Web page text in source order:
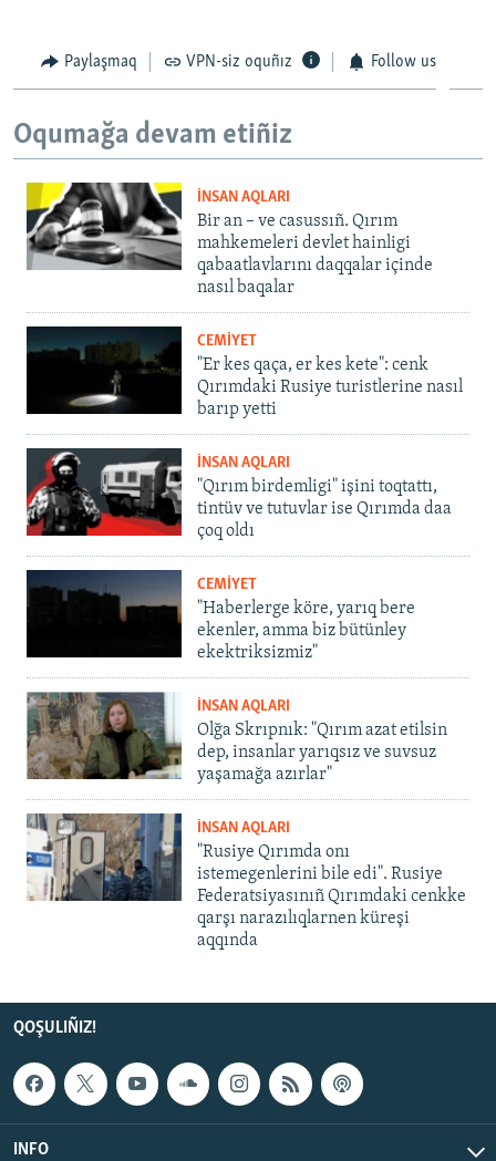
Paylaşmaq VPN-siz oquñız Follow us
Oqumağa devam etiñiz
İNSAN AQLARI
Bir an – ve casussıñ. Qırım
mahkemeleri devlet hainligi
qabaatlavlarını daqqalar içinde
nasıl baqalar
CEMİYET
"Er kes qaça, er kes kete": cenk
Qırımdaki Rusiye turistlerine nasıl
barıp yetti
İNSAN AQLARI
"Qırım birdemligi" işini toqtattı,
tintüv ve tutuvlar ise Qırımda daa
çoq oldı
CEMİYET
"Haberlerge köre, yarıq bere
ekenler, amma biz bütünley
ekektriksizmiz"
İNSAN AQLARI
Olğa Skrıpnık: "Qırım azat etilsin
dep, insanlar yarıqsız ve suvsuz
yaşamağa azırlar"
İNSAN AQLARI
"Rusiye Qırımda onı
istemegenlerini bile edi". Rusiye
Federatsiyasınıñ Qırımdaki cenkke
qarşı narazılıqlarnen küreşi
aqqında
QOŞULIÑIZ!
INFO